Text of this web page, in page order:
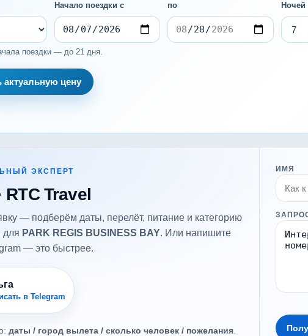
Начало поездки с по Ночей
поездки — до 21 дня.
актуальную цену
ЭКСПЕРТ
RTC Travel
— подберём даты, перелёт, питание и категорию
для PARK REGIS BUSINESS BAY. Или напишите
— это быстрее.
в Telegram
даты / город вылета / сколько человек / пожелания
ИМЯ